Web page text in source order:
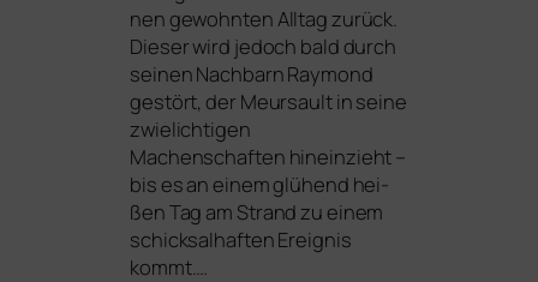
nen gewohn­ten Alltag zurück.
Dieser wird jedoch bald durch
sei­nen Nachbarn Raymond
gestört, der Meursault in sei­ne
zwie­lich­ti­gen
Machenschaften hin­ein­zieht –
bis es an einem glü­hend hei­
ßen Tag am Strand zu einem
schick­sal­haf­ten Ereignis
kommt.…